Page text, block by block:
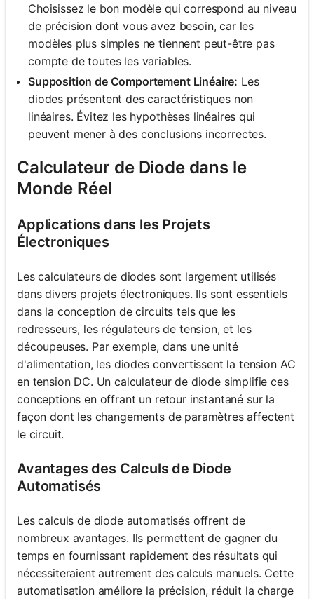
Choisissez le bon modèle qui correspond au niveau
de précision dont vous avez besoin, car les
modèles plus simples ne tiennent peut-être pas
compte de toutes les variables.
Supposition de Comportement Linéaire: Les
diodes présentent des caractéristiques non
linéaires. Évitez les hypothèses linéaires qui
peuvent mener à des conclusions incorrectes.
Calculateur de Diode dans le
Monde Réel
Applications dans les Projets
Électroniques
Les calculateurs de diodes sont largement utilisés
dans divers projets électroniques. Ils sont essentiels
dans la conception de circuits tels que les
redresseurs, les régulateurs de tension, et les
découpeuses. Par exemple, dans une unité
d'alimentation, les diodes convertissent la tension AC
en tension DC. Un calculateur de diode simplifie ces
conceptions en offrant un retour instantané sur la
façon dont les changements de paramètres affectent
le circuit.
Avantages des Calculs de Diode
Automatisés
Les calculs de diode automatisés offrent de
nombreux avantages. Ils permettent de gagner du
temps en fournissant rapidement des résultats qui
nécessiteraient autrement des calculs manuels. Cette
automatisation améliore la précision, réduit la charge